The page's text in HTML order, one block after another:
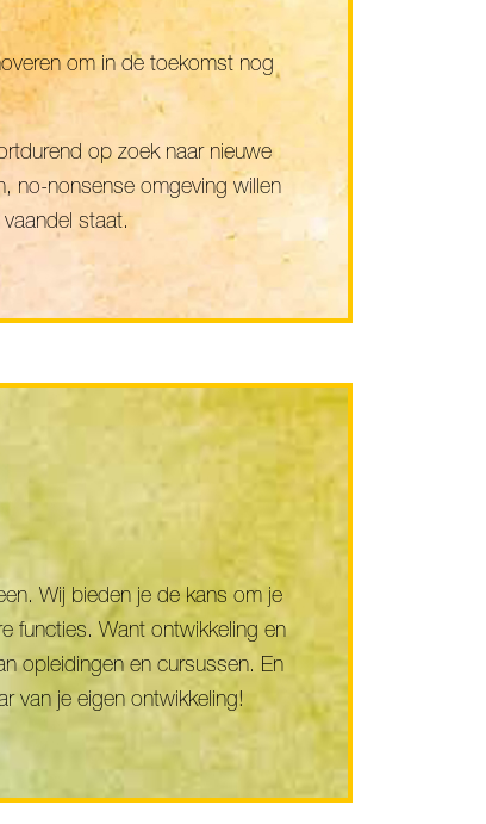
om in de toekomst nog
op zoek naar nieuwe
no-nonsense omgeving willen
staat.
Wij bieden je de kans om je
functies. Want ontwikkeling en
opleidingen en cursussen. En
van je eigen ontwikkeling!